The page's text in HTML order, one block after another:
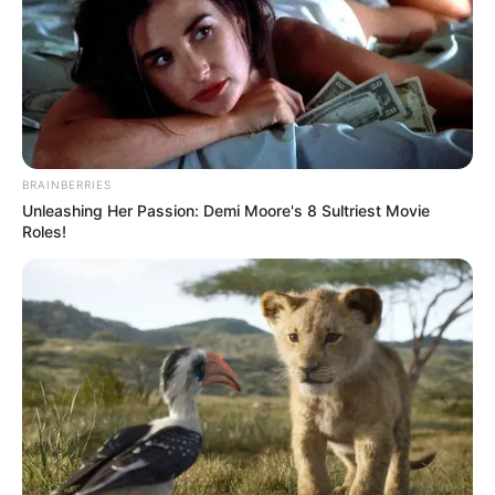
Meilleur Pronostic au Tiercé
Quarté Quinté
BRAINBERRIES
Unleashing Her Passion: Demi Moore's 8 Sultriest Movie
Roles!